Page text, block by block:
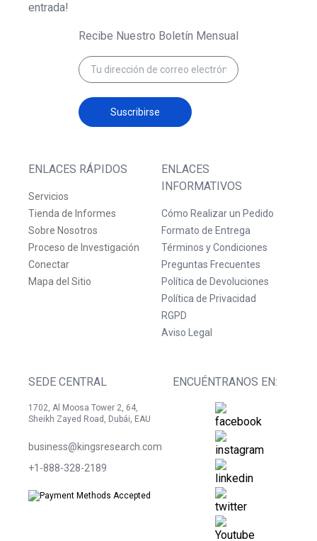
ENLACES RÁPIDOS
Servicios
Tienda de Informes
Sobre Nosotros
Proceso de Investigación
Conectar
Mapa del Sitio
ENLACES
INFORMATIVOS
Cómo Realizar un Pedido
Formato de Entrega
Términos y Condiciones
Preguntas Frecuentes
Política de Devoluciones
Política de Privacidad
RGPD
Aviso Legal
SEDE CENTRAL
1702, Al Moosa Tower 2, 64,
Sheikh Zayed Road, Dubái, EAU
business@kingsresearch.com
+1-888-328-2189
ENCUÉNTRANOS EN:
entrada!
Recibe Nuestro Boletín Mensual
Suscribirse